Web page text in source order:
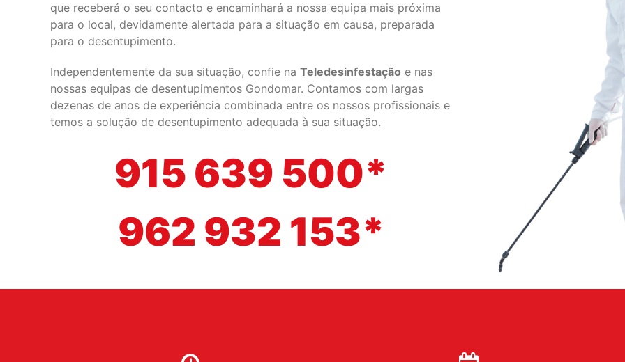
que receberá o seu contacto e encaminhará a nossa equipa mais próxima
para o local, devidamente alertada para a situação em causa, preparada
para o desentupimento.
Independentemente da sua situação, confie na Teledesinfestação e nas
nossas equipas de desentupimentos Gondomar. Contamos com largas
dezenas de anos de experiência combinada entre os nossos profissionais e
temos a solução de desentupimento adequada à sua situação.
915 639 500*
962 932 153*